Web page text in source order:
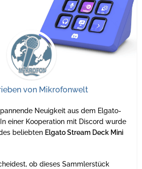
von Mikrofonwelt
Neuigkeit aus dem Elgato-
einer Kooperation mit Discord wurde
beliebten Elgato Stream Deck Mini
ob dieses Sammlerstück